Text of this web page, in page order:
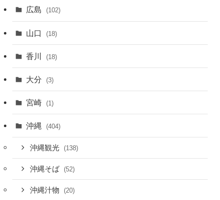
広島 (102)
山口 (18)
香川 (18)
大分 (3)
宮崎 (1)
沖縄 (404)
沖縄観光 (138)
沖縄そば (52)
沖縄汁物 (20)